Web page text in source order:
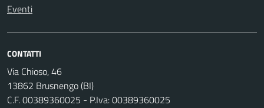
Eventi
CONTATTI
Via Chioso, 46
13862 Brusnengo (BI)
C.F. 00389360025 - P.Iva: 00389360025